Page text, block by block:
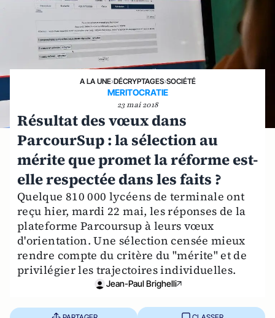
A LA UNE›DÉCRYPTAGES›SOCIÉTÉ
MERITOCRATIE
23 mai 2018
Résultat des vœux dans
ParcourSup : la sélection au
mérite que promet la réforme est-
elle respectée dans les faits ?
Quelque 810 000 lycéens de terminale ont
reçu hier, mardi 22 mai, les réponses de la
plateforme Parcoursup à leurs vœux
d'orientation. Une sélection censée mieux
rendre compte du critère du "mérite" et de
privilégier les trajectoires individuelles.
Jean-Paul Brighelli